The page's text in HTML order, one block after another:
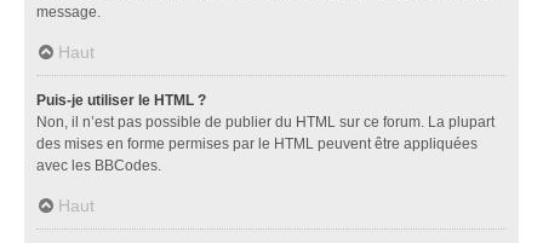
message.
Haut
Puis-je utiliser le HTML ?
Non, il n’est pas possible de publier du HTML sur ce forum. La plupart
des mises en forme permises par le HTML peuvent être appliquées
avec les BBCodes.
Haut